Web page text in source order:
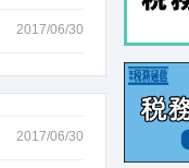
2017/06/30
2017/06/30